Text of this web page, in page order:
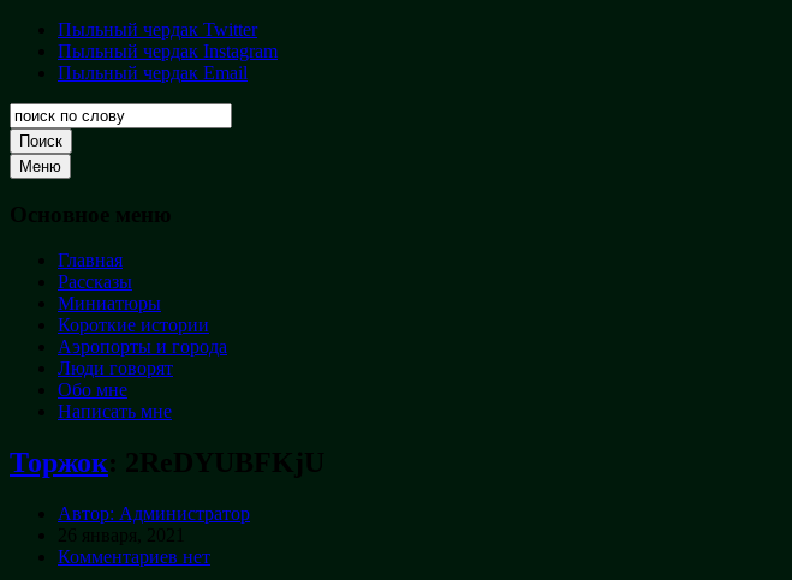
Перейти
содержимому
Пыльный
чердак
Творческая
кладовая
Пыльный чердак Twitter
Пыльный чердак Instagram
Пыльный чердак Email
Поиск
Меню
Основное меню
Главная
Рассказы
Миниатюры
Короткие истории
Аэропорты и города
Люди говорят
Обо мне
Написать мне
Торжок: 2ReDYUBFKjU
Автор: Администратор
26 января, 2021
Комментариев нет